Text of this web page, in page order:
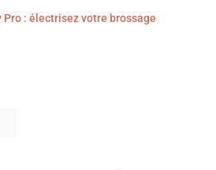
: électrisez votre brossage